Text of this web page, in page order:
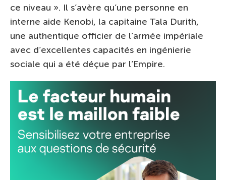
ce niveau ». Il s’avère qu’une personne en
interne aide Kenobi, la capitaine Tala Durith,
une authentique officier de l’armée impériale
avec d’excellentes capacités en ingénierie
sociale qui a été déçue par l’Empire.